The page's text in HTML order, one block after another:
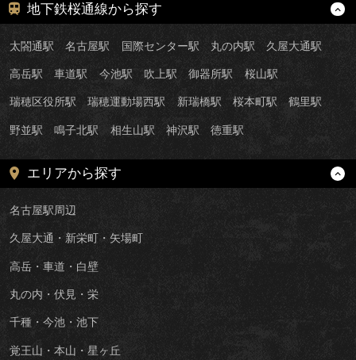
地下鉄桜通線から探す
太閤通駅 名古屋駅 国際センター駅 丸の内駅 久屋大通駅
高岳駅 車道駅 今池駅 吹上駅 御器所駅 桜山駅
瑞穂区役所駅 瑞穂運動場西駅 新瑞橋駅 桜本町駅 鶴里駅
野並駅 鳴子北駅 相生山駅 神沢駅 徳重駅
エリアから探す
名古屋駅周辺
久屋大通・新栄町・矢場町
高岳・車道・白壁
丸の内・伏見・栄
千種・今池・池下
覚王山・本山・星ヶ丘